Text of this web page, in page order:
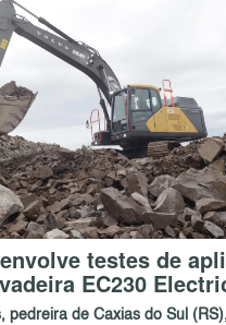
testes de
EC230
pedreira de Caxias do Sul